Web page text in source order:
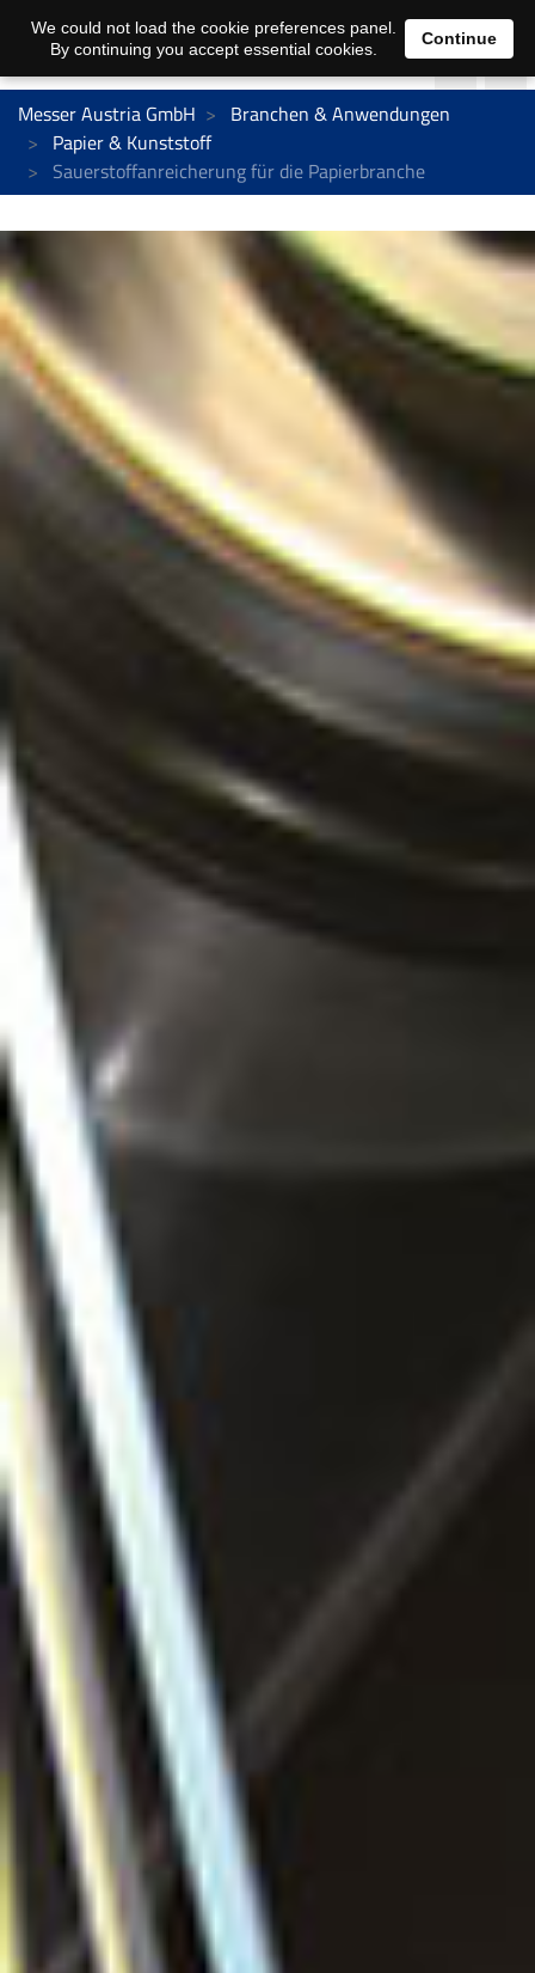
Messer Austria GmbH
Branchen & Anwendungen
Papier & Kunststoff
Sauerstoffanreicherung für die Papierbranche
We could not load the cookie preferences panel.
By continuing you accept essential cookies.
Continue